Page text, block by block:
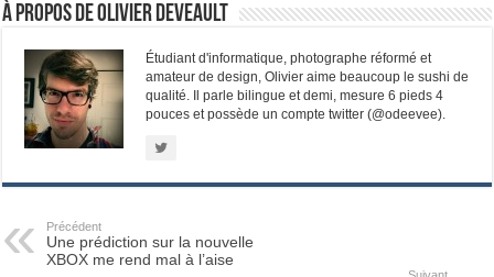
À propos de Olivier Deveault
Étudiant d'informatique, photographe réformé et
amateur de design, Olivier aime beaucoup le sushi de
qualité. Il parle bilingue et demi, mesure 6 pieds 4
pouces et possède un compte twitter (@odeevee).
Précédent
Une prédiction sur la nouvelle
XBOX me rend mal à l’aise